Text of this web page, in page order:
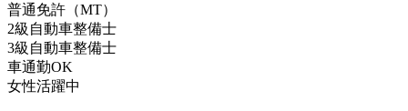
普通免許（MT）
2級自動車整備士
3級自動車整備士
車通勤OK
女性活躍中